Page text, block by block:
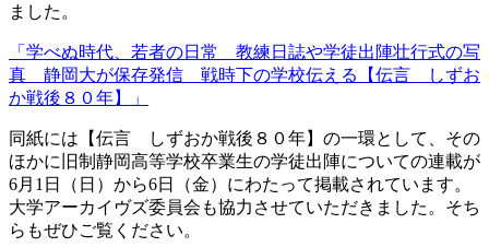
ました。
「学べぬ時代、若者の日常 教練日誌や学徒出陣壮行式の写
真 静岡大が保存発信 戦時下の学校伝える【伝言 しずお
か戦後８０年】」
同紙には【伝言 しずおか戦後８０年】の一環として、その
ほかに旧制静岡高等学校卒業生の学徒出陣についての連載が
6月1日（日）から6日（金）にわたって掲載されています。
大学アーカイヴズ委員会も協力させていただきました。そち
らもぜひご覧ください。